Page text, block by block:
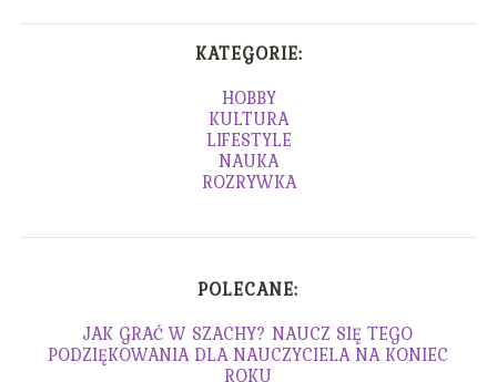
KATEGORIE:
HOBBY
KULTURA
LIFESTYLE
NAUKA
ROZRYWKA
POLECANE:
JAK GRAĆ W SZACHY? NAUCZ SIĘ TEGO
PODZIĘKOWANIA DLA NAUCZYCIELA NA KONIEC
ROKU